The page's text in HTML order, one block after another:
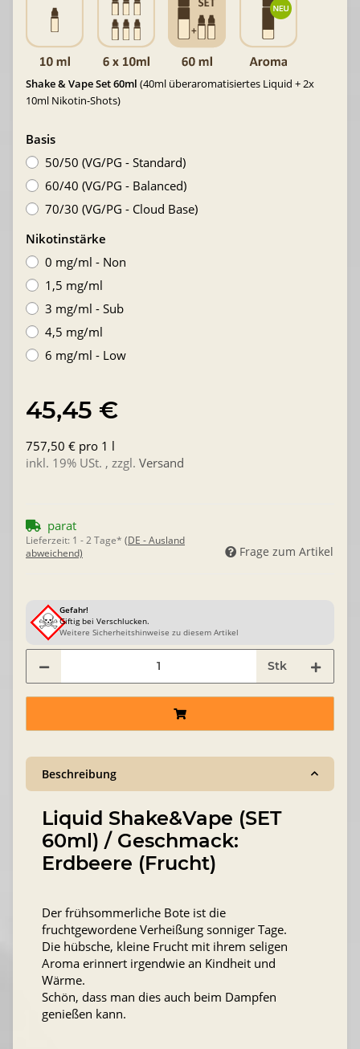
Shake & Vape Set 60ml (40ml überaromatisiertes Liquid + 2x
10ml Nikotin-Shots)
Basis
50/50 (VG/PG - Standard)
60/40 (VG/PG - Balanced)
70/30 (VG/PG - Cloud Base)
Nikotinstärke
0 mg/ml - Non
1,5 mg/ml
3 mg/ml - Sub
4,5 mg/ml
6 mg/ml - Low
45,45 €
757,50 € pro 1 l
inkl. 19% USt. , zzgl. Versand
parat
Lieferzeit: 1 - 2 Tage* (DE - Ausland
abweichend)
Frage zum Artikel
Gefahr!
Giftig bei Verschlucken.
Weitere Sicherheitshinweise zu diesem Artikel
Stk
Beschreibung
Liquid Shake&Vape (SET
60ml) / Geschmack:
Erdbeere (Frucht)
Der frühsommerliche Bote ist die
fruchtgewordene Verheißung sonniger Tage.
Die hübsche, kleine Frucht mit ihrem seligen
Aroma erinnert irgendwie an Kindheit und
Wärme.
Schön, dass man dies auch beim Dampfen
genießen kann.